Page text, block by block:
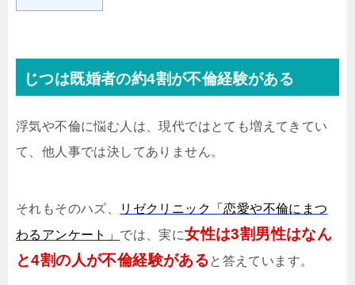
じつは既婚者の約4割が不倫経験がある
浮気や不倫に悩む人は、現代ではとても増えてきてい
て、他人事では決してありません。
それもそのハズ、
リゼクリニック「恋愛や不倫にまつ
わるアンケート」 では、実に女性は3割男性はなん
と4割の人が不倫経験があると答えています。